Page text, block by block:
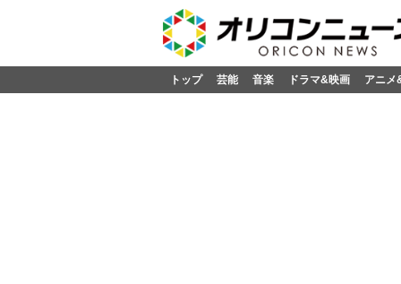
トップ 芸能 音楽 ドラマ&映画 アニメ